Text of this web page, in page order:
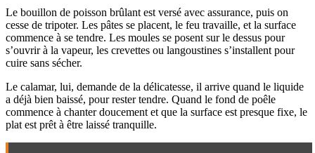
Le bouillon de poisson brûlant est versé avec assurance, puis on
cesse de tripoter. Les pâtes se placent, le feu travaille, et la surface
commence à se tendre. Les moules se posent sur le dessus pour
s’ouvrir à la vapeur, les crevettes ou langoustines s’installent pour
cuire sans sécher.
Le calamar, lui, demande de la délicatesse, il arrive quand le liquide
a déjà bien baissé, pour rester tendre. Quand le fond de poêle
commence à chanter doucement et que la surface est presque fixe, le
plat est prêt à être laissé tranquille.